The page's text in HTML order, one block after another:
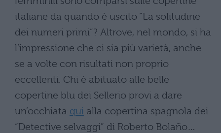
italiane da quando è uscito “La solitudine
dei numeri primi”? Altrove, nel mondo, si ha
l’impressione che ci sia più varietà, anche
se a volte con risultati non proprio
eccellenti. Chi è abituato alle belle
copertine blu dei Sellerio provi a dare
un’occhiata quialla copertina spagnola dei
“Detective selvaggi” di Roberto Bolaño…